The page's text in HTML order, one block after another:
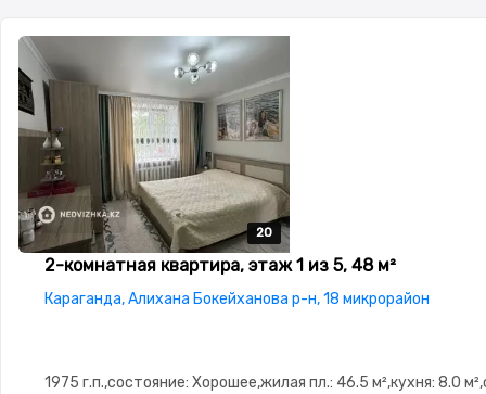
20
20
20
20
20
2-комнатная квартира, этаж 1 из 5, 48 м²
Караганда, Алихана Бокейханова р-н, 18 микрорайон
1975 г.п.,состояние: Хорошее,жилая пл.: 46.5 м²,кухня: 8.0